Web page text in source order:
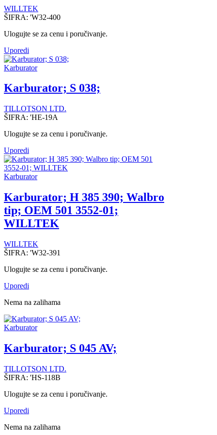
WILLTEK
ŠIFRA: 'W32-400
Ulogujte se za cenu i poručivanje.
Uporedi
Karburator
Karburator; S 038;
TILLOTSON LTD.
ŠIFRA: 'HE-19A
Ulogujte se za cenu i poručivanje.
Uporedi
Karburator
Karburator; H 385 390; Walbro
tip; OEM 501 3552-01;
WILLTEK
WILLTEK
ŠIFRA: 'W32-391
Ulogujte se za cenu i poručivanje.
Uporedi
Nema na zalihama
Karburator
Karburator; S 045 AV;
TILLOTSON LTD.
ŠIFRA: 'HS-118B
Ulogujte se za cenu i poručivanje.
Uporedi
Nema na zalihama